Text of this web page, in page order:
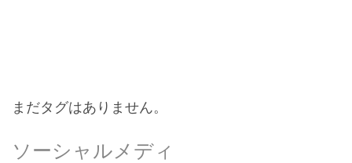
まだタグはありません。
ソーシャルメディ